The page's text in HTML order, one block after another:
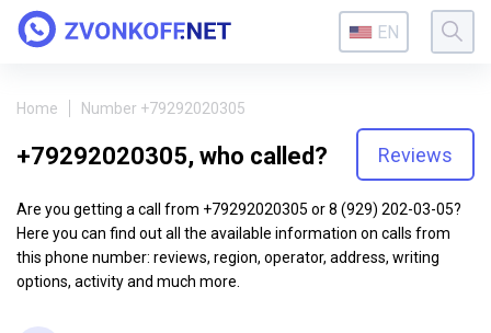
EN
Home Number +79292020305
+79292020305, who called? Reviews
Are you getting a call from +79292020305 or 8 (929) 202-03-05?
Here you can find out all the available information on calls from
this phone number: reviews, region, operator, address, writing
options, activity and much more.